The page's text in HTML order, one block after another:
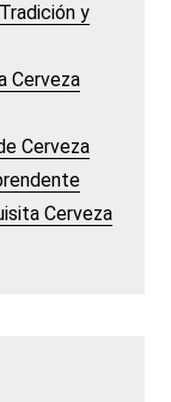
y
Cerveza
Cerveza
Cerveza